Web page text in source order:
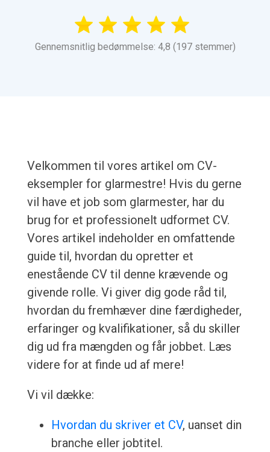
Gennemsnitlig bedømmelse: 4,8 (197 stemmer)
Velkommen til vores artikel om CV-
eksempler for glarmestre! Hvis du gerne
vil have et job som glarmester, har du
brug for et professionelt udformet CV.
Vores artikel indeholder en omfattende
guide til, hvordan du opretter et
enestående CV til denne krævende og
givende rolle. Vi giver dig gode råd til,
hvordan du fremhæver dine færdigheder,
erfaringer og kvalifikationer, så du skiller
dig ud fra mængden og får jobbet. Læs
videre for at finde ud af mere!
Vi vil dække:
Hvordan du skriver et CV, uanset din
branche eller jobtitel.